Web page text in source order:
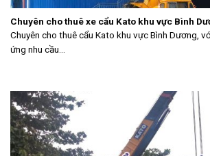
Chuyên cho thuê xe cẩu Kato khu vực Bình
Chuyên cho thuê cẩu Kato khu vực Bình Dương,
ứng nhu cầu...